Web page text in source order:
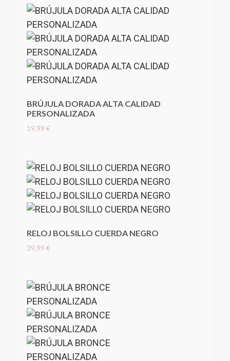
BRÚJULA DORADA ALTA CALIDAD
PERSONALIZADA
19,99 €
RELOJ BOLSILLO CUERDA NEGRO
39,99 €